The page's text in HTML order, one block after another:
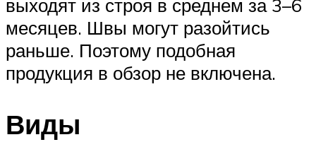
выходят из строя в среднем за 3–6
месяцев. Швы могут разойтись
раньше. Поэтому подобная
продукция в обзор не включена.
Виды